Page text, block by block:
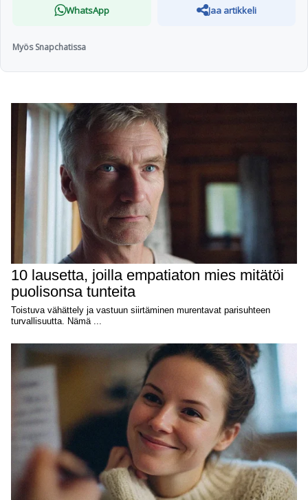
WhatsApp Jaa artikkeli
Myös Snapchatissa